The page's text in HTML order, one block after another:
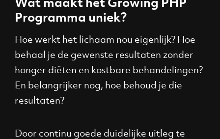
Programma uniek?
Hoe werkt het lichaam nou eigenlijk? Hoe
behaal je de gewenste resultaten zonder
honger diëten en kostbare behandelingen?
En belangrijker nog, hoe behoud je die
resultaten?
Door continu goede duidelijke uitleg te